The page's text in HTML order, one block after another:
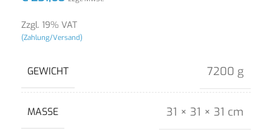
Zzgl. 19% VAT
(Zahlung/Versand)
GEWICHT 7200 g
MASSE 31 × 31 × 31 cm